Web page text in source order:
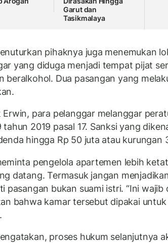
Garut dan
Tasikmalaya
pihaknya juga menemukan
yang diduga menjadi tempat pijat
beralkohol. Dua pasangan yang
Erwin, para pelanggar melanggar
tahun 2019 pasal 17. Sanksi yang
hingga Rp 50 juta atau kurungan
pengelola apartemen lebih
datang. Termasuk jangan
pasangan bukan suami istri. “Ini wajib
bahwa kamar tersebut dipakai untuk
proses hukum selanjutnya